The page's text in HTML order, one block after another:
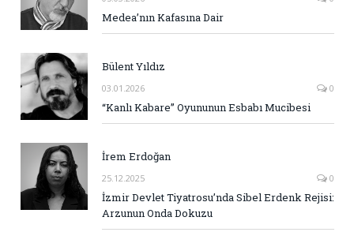
Medea’nın Kafasına Dair
Bülent Yıldız
03.01.2026 0
“Kanlı Kabare” Oyununun Esbabı Mucibesi
İrem Erdoğan
25.12.2025 0
İzmir Devlet Tiyatrosu’nda Sibel Erdenk Rejisi:
Arzunun Onda Dokuzu